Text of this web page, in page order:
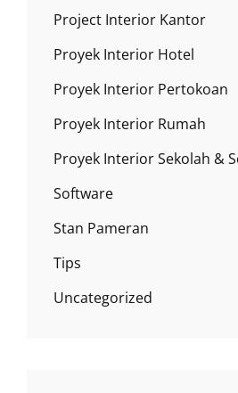
Project Interior Kantor
Proyek Interior Hotel
Proyek Interior Pertokoan
Proyek Interior Rumah
Proyek Interior Sekolah &
Software
Stan Pameran
Tips
Uncategorized